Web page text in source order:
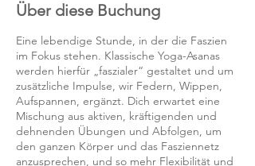
Über diese Buchung
Eine lebendige Stunde, in der die Faszien
im Fokus stehen. Klassische Yoga-Asanas
werden hierfür „faszialer“ gestaltet und um
zusätzliche Impulse, wir Federn, Wippen,
Aufspannen, ergänzt. Dich erwartet eine
Mischung aus aktiven, kräftigenden und
dehnenden Übungen und Abfolgen, um
den ganzen Körper und das Fasziennetz
anzusprechen, und so mehr Flexibilität und